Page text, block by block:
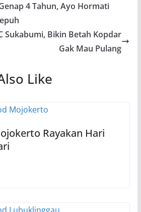
4 Tahun, Ayo Hormati
Sukabumi, Bikin Betah Kopdar
Gak Mau Pulang
Like
Rayakan Hari